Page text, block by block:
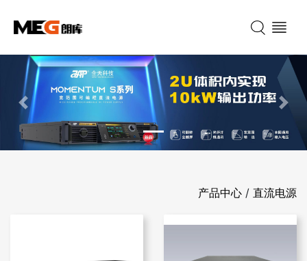
Previous Next
产品中心 / 直流电源